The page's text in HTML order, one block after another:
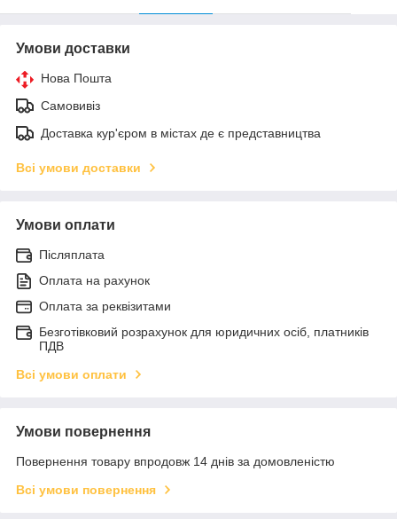
Умови доставки
Нова Пошта
Самовивіз
Доставка кур'єром в містах де є представництва
Всі умови доставки
Умови оплати
Післяплата
Оплата на рахунок
Оплата за реквізитами
Безготівковий розрахунок для юридичних осіб, платників
ПДВ
Всі умови оплати
Умови повернення
Повернення товару впродовж 14 днів за домовленістю
Всі умови повернення